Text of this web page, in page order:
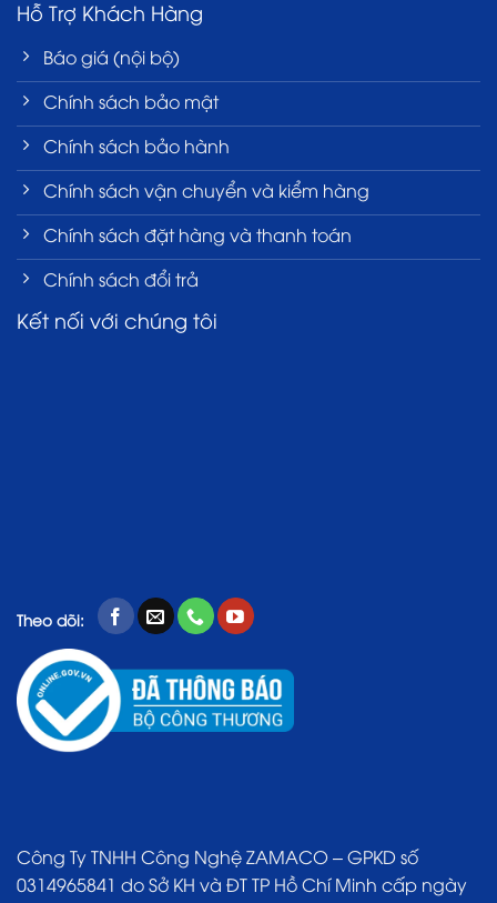
Hỗ Trợ Khách Hàng
Báo giá (nội bộ)
Chính sách bảo mật
Chính sách bảo hành
Chính sách vận chuyển và kiểm hàng
Chính sách đặt hàng và thanh toán
Chính sách đổi trả
Kết nối với chúng tôi
Theo dõi:
Công Ty TNHH Công Nghệ ZAMACO – GPKD số
0314965841 do Sở KH và ĐT TP Hồ Chí Minh cấp ngày